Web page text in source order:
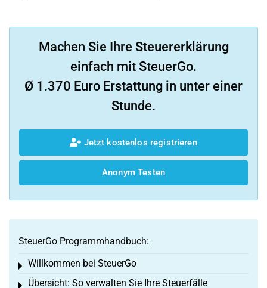
Machen Sie Ihre Steuererklärung
einfach mit SteuerGo.
Ø 1.370 Euro Erstattung in unter einer
Stunde.
Jetzt kostenlos registrieren
Anonym Testen
SteuerGo Programmhandbuch:
Willkommen bei SteuerGo
Toggle menu
Übersicht: So verwalten Sie Ihre Steuerfälle